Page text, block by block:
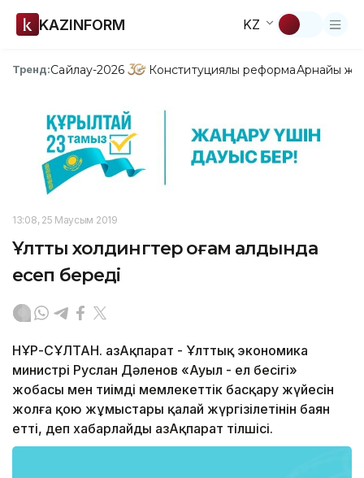
KAZINFORM KZ
Тренд:Сайлау-2026 Конституциялық реформаАрнайы
13:08, 25 Маусым 2019
Ұлттық холдингтер қоғам алдында
есеп береді
НҰР-СҰЛТАН. ҚазАқпарат - Ұлттық экономика
министрі Руслан Дәленов «Ауыл - ел бесігі»
жобасы мен тиімді мемлекеттік басқару жүйесін
жолға қою жұмыстары қалай жүргізілетінін баян
етті, деп хабарлайды ҚазАқпарат тілшісі.